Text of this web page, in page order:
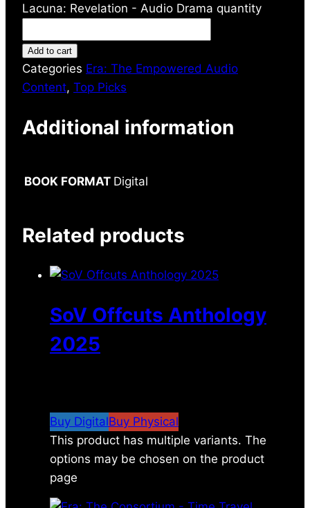
Lacuna: Revelation - Audio Drama quantity
Add to cart
Categories Era: The Empowered Audio
Content, Top Picks
Additional information
BOOK FORMAT Digital
Related products
SoV Offcuts Anthology
2025
Buy DigitalBuy Physical
This product has multiple variants. The
options may be chosen on the product
page